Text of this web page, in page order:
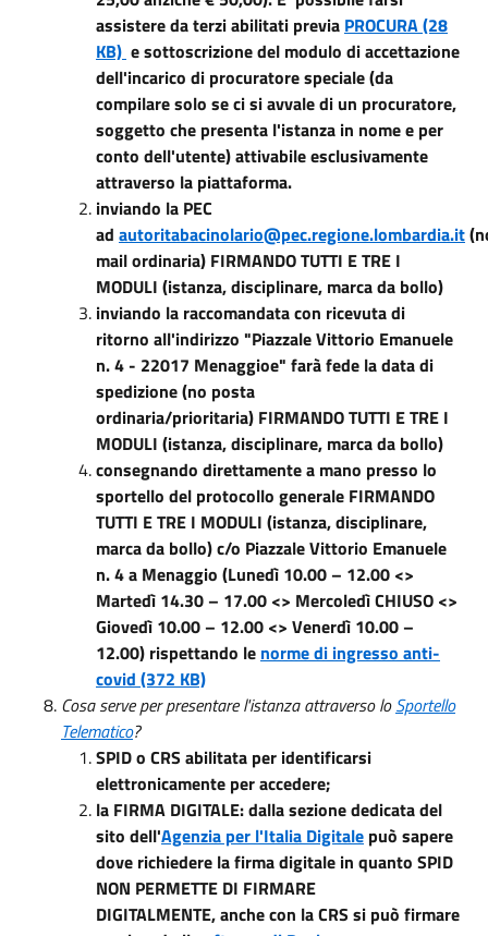
assistere da terzi abilitati previa PROCURA (28
KB) e sottoscrizione del modulo di accettazione
dell'incarico di procuratore speciale (da
compilare solo se ci si avvale di un procuratore,
soggetto che presenta l'istanza in nome e per
conto dell'utente) attivabile esclusivamente
attraverso la piattaforma.
inviando la PEC
ad autoritabacinolario@pec.regione.lombardia.it
mail ordinaria) FIRMANDO TUTTI E TRE I
MODULI (istanza, disciplinare, marca da bollo)
inviando la raccomandata con ricevuta di
ritorno all'indirizzo "Piazzale Vittorio Emanuele
n. 4 - 22017 Menaggioe" farà fede la data di
spedizione (no posta
ordinaria/prioritaria) FIRMANDO TUTTI E TRE I
MODULI (istanza, disciplinare, marca da bollo)
consegnando direttamente a mano presso lo
sportello del protocollo generale FIRMANDO
TUTTI E TRE I MODULI (istanza, disciplinare,
marca da bollo) c/o Piazzale Vittorio Emanuele
n. 4 a Menaggio (Lunedì 10.00 – 12.00 <>
Martedì 14.30 – 17.00 <> Mercoledì CHIUSO <>
Giovedì 10.00 – 12.00 <> Venerdì 10.00 –
12.00) rispettando le norme di ingresso anti-
covid (372 KB)
Cosa serve per presentare l'istanza attraverso loSportello
Telematico?
SPID o CRS abilitata per identificarsi
elettronicamente per accedere;
la FIRMA DIGITALE: dalla sezione dedicata del
sito dell'Agenzia per l'Italia Digitale può sapere
dove richiedere la firma digitale in quanto SPID
NON PERMETTE DI FIRMARE
DIGITALMENTE, anche con la CRS si può firmare